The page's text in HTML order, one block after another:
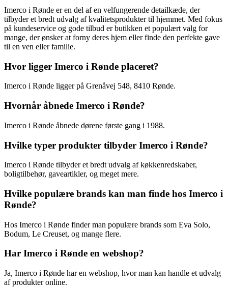
Imerco i Rønde er en del af en velfungerende detailkæde, der
tilbyder et bredt udvalg af kvalitetsprodukter til hjemmet. Med fokus
på kundeservice og gode tilbud er butikken et populært valg for
mange, der ønsker at forny deres hjem eller finde den perfekte gave
til en ven eller familie.
Hvor ligger Imerco i Rønde placeret?
Imerco i Rønde ligger på Grenåvej 548, 8410 Rønde.
Hvornår åbnede Imerco i Rønde?
Imerco i Rønde åbnede dørene første gang i 1988.
Hvilke typer produkter tilbyder Imerco i Rønde?
Imerco i Rønde tilbyder et bredt udvalg af køkkenredskaber,
boligtilbehør, gaveartikler, og meget mere.
Hvilke populære brands kan man finde hos Imerco i
Rønde?
Hos Imerco i Rønde finder man populære brands som Eva Solo,
Bodum, Le Creuset, og mange flere.
Har Imerco i Rønde en webshop?
Ja, Imerco i Rønde har en webshop, hvor man kan handle et udvalg
af produkter online.